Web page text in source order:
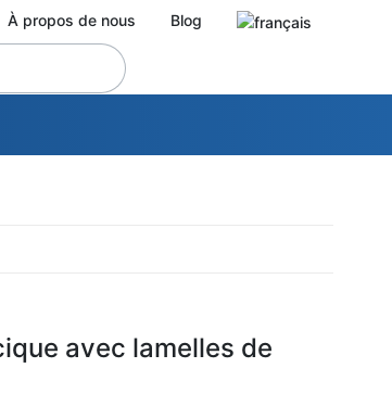
À propos de nous Blog
avec lamelles de